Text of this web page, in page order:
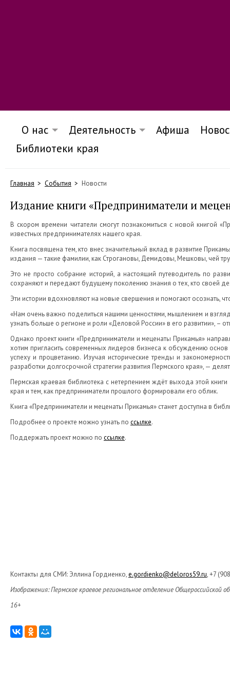
О нас Деятельность Афиша
Библиотеки края
Главная События Новости
Издание книги «Предприниматели и
В скором времени читатели смогут познакомиться с новой книгой
известных предпринимателях нашего края.
Книга посвящена тем, кто внес значительный вклад в развитие
издания — такие фамилии, как Строгановы, Демидовы, Мешковы, чей
Это не просто собрание историй, а настоящий путеводитель по
сохраняют и передают будущему поколению знания о тех, кто своей
Эти истории вдохновляют на новые свершения и помогают осознать,
«Нам очень важно поделиться нашими ценностями, мышлением и
узнать больше о регионе и роли «Деловой России» в его развитии», –
Однако проект книги «Предприниматели и меценаты Прикамья»
хотим пригласить современных лидеров бизнеса к обсуждению
успеху и процветанию. Изучая исторические тренды и
разработки долгосрочной стратегии развития Пермского края», —
Пермская краевая библиотека с нетерпением ждёт выхода этой
края и тем, как предприниматели прошлого формировали его облик.
Книга «Предприниматели и меценаты Прикамья» станет доступна в
Подробнее о проекте можно узнать по ссылке.
Поддержать проект можно по ссылке.
Контакты для СМИ: Эллина Гордиенко,e.gordienko@deloros59.ru, +7
Изображения: Пермское краевое региональное отделение Общероссийской
16+